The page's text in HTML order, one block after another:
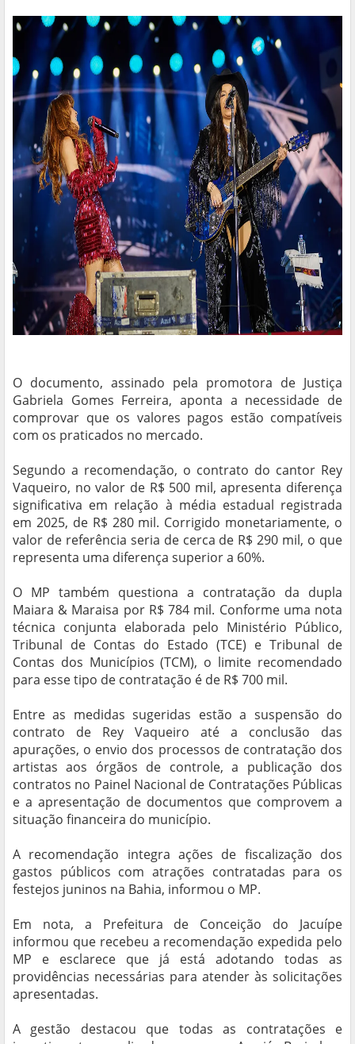
O documento, assinado pela promotora de Justiça
Gabriela Gomes Ferreira, aponta a necessidade de
comprovar que os valores pagos estão compatíveis
com os praticados no mercado.
Segundo a recomendação, o contrato do cantor Rey
Vaqueiro, no valor de R$ 500 mil, apresenta diferença
significativa em relação à média estadual registrada
em 2025, de R$ 280 mil. Corrigido monetariamente, o
valor de referência seria de cerca de R$ 290 mil, o que
representa uma diferença superior a 60%.
O MP também questiona a contratação da dupla
Maiara & Maraisa por R$ 784 mil. Conforme uma nota
técnica conjunta elaborada pelo Ministério Público,
Tribunal de Contas do Estado (TCE) e Tribunal de
Contas dos Municípios (TCM), o limite recomendado
para esse tipo de contratação é de R$ 700 mil.
Entre as medidas sugeridas estão a suspensão do
contrato de Rey Vaqueiro até a conclusão das
apurações, o envio dos processos de contratação dos
artistas aos órgãos de controle, a publicação dos
contratos no Painel Nacional de Contratações Públicas
e a apresentação de documentos que comprovem a
situação financeira do município.
A recomendação integra ações de fiscalização dos
gastos públicos com atrações contratadas para os
festejos juninos na Bahia, informou o MP.
Em nota, a Prefeitura de Conceição do Jacuípe
informou que recebeu a recomendação expedida pelo
MP e esclarece que já está adotando todas as
providências necessárias para atender às solicitações
apresentadas.
A gestão destacou que todas as contratações e